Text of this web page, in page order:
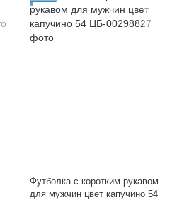
Футболка с коротким рукавом
для мужчин цвет капучино 54